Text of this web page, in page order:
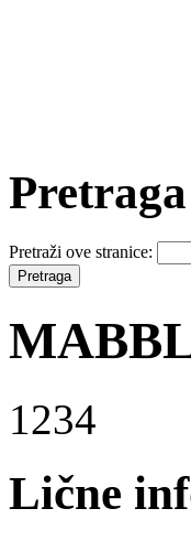
Pretraga
Pretraži ove stranice:
1234
Lične